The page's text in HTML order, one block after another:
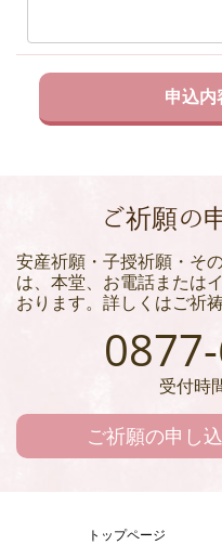
ご祈願の
安産祈願・子授祈願・そ
は、本堂、お電話または
おります。詳しくはご祈
受付時
ご祈願の申し
トップページ